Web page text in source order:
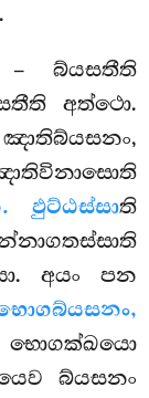
– බ්යසතීති
අත්ථො.
ඵුට්ඨස්සාති
අයං පන
බ්යසනං